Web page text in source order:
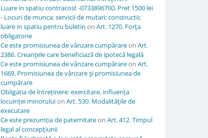
Luare in spatiu contracost -0733896700. Pret 1500 lei
- Locuri de munca; servicii de mutari; constructii;
luare in spatiu pentru buletin on Art. 1270. Forţa
obligatorie
Ce este promisiunea de vânzare cumpărareon Art.
2386. Creanţele care beneficiază de ipotecă legală
Ce este promisiunea de vânzare cumpărareon Art.
1669. Promisiunea de vânzare şi promisiunea de
cumpărare
Obligația de întreținere: exercitare, influența
locuinței minoruluion Art. 530. Modalităţile de
executare
Ce este prezumția de paternitateon Art. 412. Timpul
legal al concepţiunii